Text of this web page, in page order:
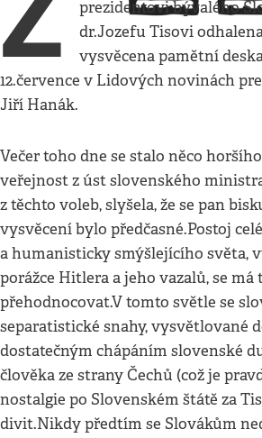
prezidentovi bývalého
dr.Jozefu Tisovi
vysvěcena pamětní
12.července v Lidových novinách
Jiří Hanák.
Večer toho dne se stalo něco
veřejnost z úst slovenského
z těchto voleb, slyšela, že se pan
vysvěcení bylo předčasné.Postoj
a humanisticky smýšlejícího světa,
porážce Hitlera a jeho vazalů, se má
přehodnocovat.V tomto světle se
separatistické snahy, vysvětlované
dostatečným chápáním slovenské
člověka ze strany Čechů (což je
nostalgie po Slovenském štátě za
divit.Nikdy předtím se Slovákům